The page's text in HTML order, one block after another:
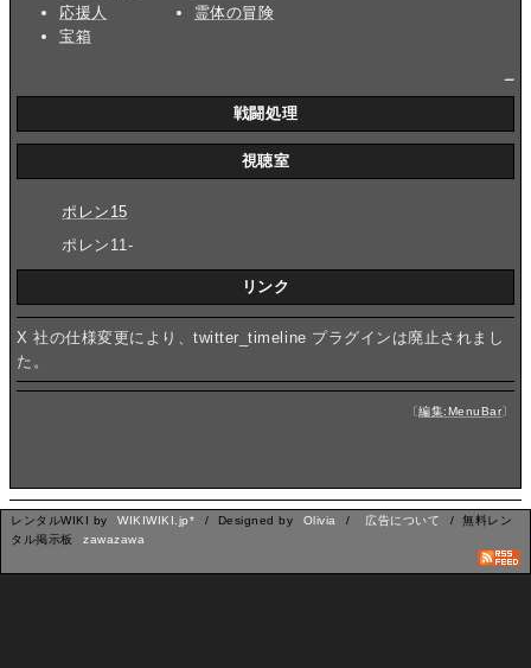
応援人
宝箱
霊体の冒険
戦闘処理
視聴室
ポレン15
ポレン11-
リンク
X 社の仕様変更により、twitter_timeline プラグインは廃止されまし
た。
〔編集:MenuBar〕
レンタルWIKI by WIKIWIKI.jp* / Designed by Olivia / 広告について
/ 無料レン
タル掲示板
zawazawa